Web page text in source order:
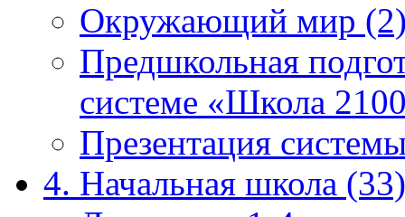
Окружающий мир
Предшкольная
системе «Школа
Презентация
4. Начальная школа (33)